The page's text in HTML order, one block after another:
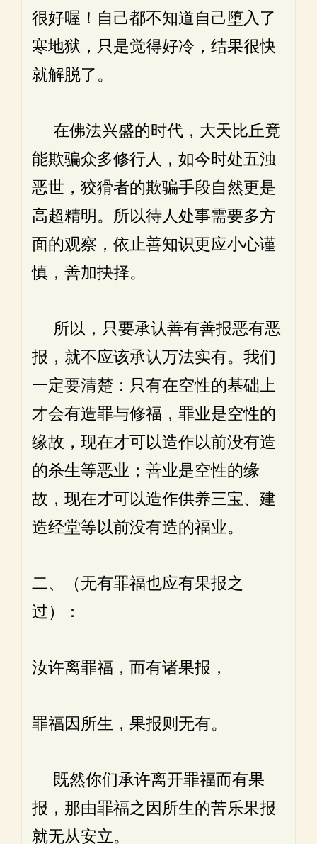
很好喔！自己都不知道自己堕入了
寒地狱，只是觉得好冷，结果很快
就解脱了。
在佛法兴盛的时代，大天比丘竟
能欺骗众多修行人，如今时处五浊
恶世，狡猾者的欺骗手段自然更是
高超精明。所以待人处事需要多方
面的观察，依止善知识更应小心谨
慎，善加抉择。
所以，只要承认善有善报恶有恶
报，就不应该承认万法实有。我们
一定要清楚：只有在空性的基础上
才会有造罪与修福，罪业是空性的
缘故，现在才可以造作以前没有造
的杀生等恶业；善业是空性的缘
故，现在才可以造作供养三宝、建
造经堂等以前没有造的福业。
二、（无有罪福也应有果报之
过）：
汝许离罪福，而有诸果报，
罪福因所生，果报则无有。
既然你们承许离开罪福而有果
报，那由罪福之因所生的苦乐果报
就无从安立。